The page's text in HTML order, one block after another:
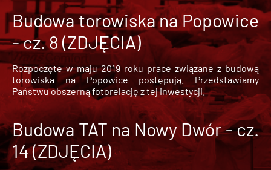
Budowa torowiska na Popowice
- cz. 8 (ZDJĘCIA)
Rozpoczęte w maju 2019 roku prace związane z budową
torowiska na Popowice
postępują. Przedstawiamy
Państwu obszerną fotorelację z tej inwestycji.
Budowa TAT na Nowy Dwór - cz.
14 (ZDJĘCIA)